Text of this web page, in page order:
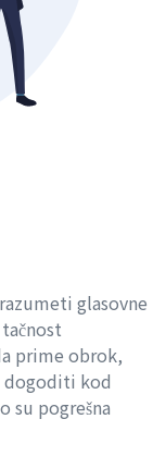
glasovne
prime obrok,
dogoditi kod
su pogrešna